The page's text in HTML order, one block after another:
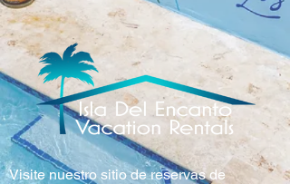
Visite nuestro sitio de reservas de